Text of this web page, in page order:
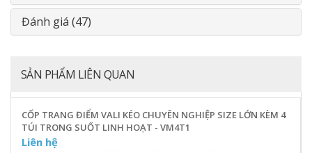
Đánh giá (47)
SẢN PHẨM LIÊN QUAN
CỐP TRANG ĐIỂM VALI KÉO CHUYÊN NGHIỆP SIZE LỚN KÈM 4
TÚI TRONG SUỐT LINH HOẠT - VM4T1
Liên hệ